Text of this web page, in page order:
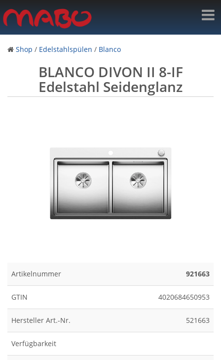
Shop / Edelstahlspülen / Blanco
BLANCO DIVON II 8-IF
Edelstahl Seidenglanz
Artikelnummer 921663
GTIN 4020684650953
Hersteller Art.-Nr. 521663
Verfügbarkeit